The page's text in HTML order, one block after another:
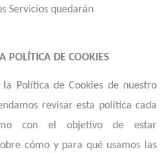
Servicios quedarán
POLÍTICA DE COOKIES
la Política de Cookies de nuestro
revisar esta política cada
con el objetivo de estar
cómo y para qué usamos las